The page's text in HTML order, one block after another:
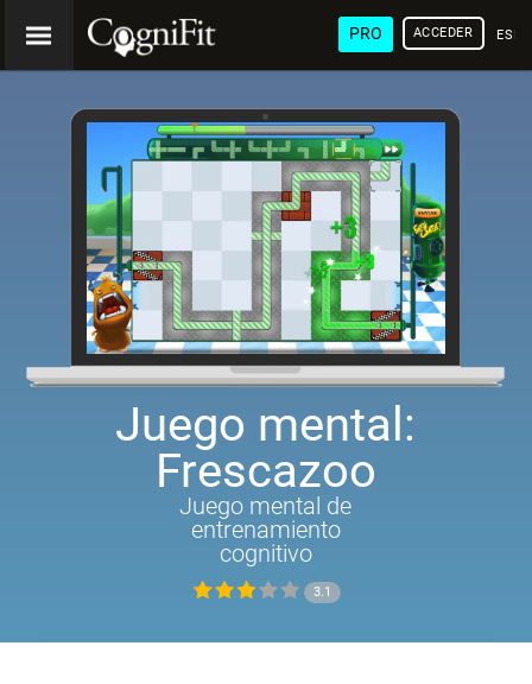
PRO ACCEDER
Juego mental:
Frescazoo
Juego mental de
entrenamiento
cognitivo
3.1